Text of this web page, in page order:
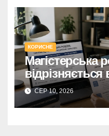
КОРИСНЕ
Магістерська
бакалавра
СЕР 10, 2026